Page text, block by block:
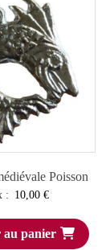
Poisson
: 10,00€
panier